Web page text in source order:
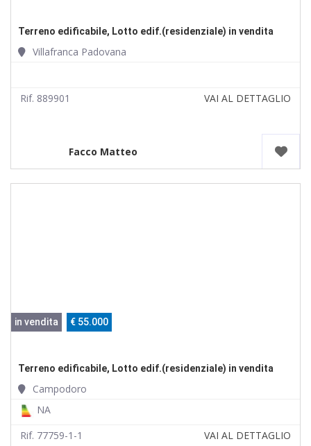
Terreno edificabile, Lotto edif.(residenziale) in vendita
Villafranca Padovana
Rif. 889901 VAI AL DETTAGLIO
Facco Matteo
in vendita € 55.000
Terreno edificabile, Lotto edif.(residenziale) in vendita
Campodoro
NA
Rif. 77759-1-1
VAI AL DETTAGLIO